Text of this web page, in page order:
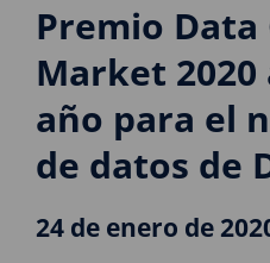
Premio Data
Market 2020
año para el
de datos de
24 de enero de